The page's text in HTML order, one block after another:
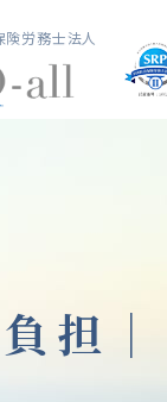
労務士法人
担｜